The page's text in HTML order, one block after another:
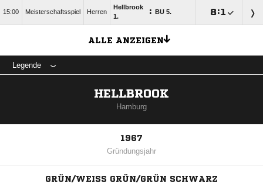
15:00 Meisterschaftsspiel Herren
Hellbrook
1.
: BU 5. :
ALLE ANZEIGEN
Legende
HELLBROOK
Hamburg
1967
Gründungsjahr
GRÜN/WEISS GRÜN/GRÜN SCHWARZ